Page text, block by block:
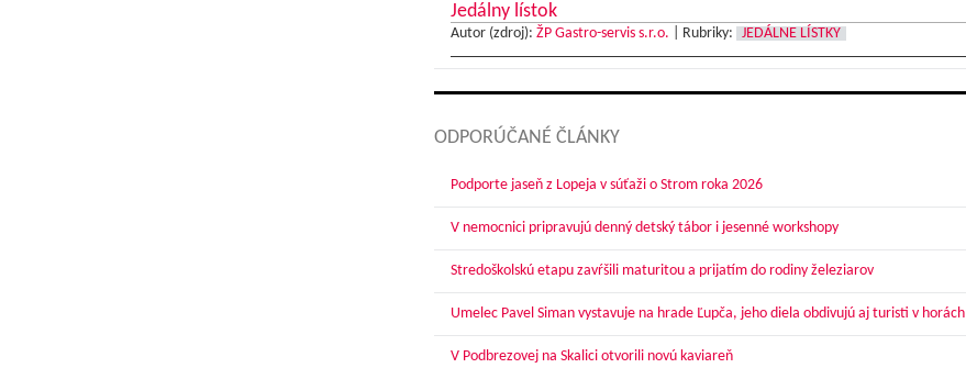
Jedálny lístok
Autor (zdroj): ŽP Gastro-servis s.r.o. Rubriky: JEDÁLNE LÍSTKY
ODPORÚČANÉ ČLÁNKY
Podporte jaseň z Lopeja v súťaži o Strom roka 2026
V nemocnici pripravujú denný detský tábor i jesenné workshopy
Stredoškolskú etapu zavŕšili maturitou a prijatím do rodiny železiarov
Umelec Pavel Siman vystavuje na hrade Ľupča, jeho diela obdivujú aj turisti v horách
V Podbrezovej na Skalici otvorili novú kaviareň